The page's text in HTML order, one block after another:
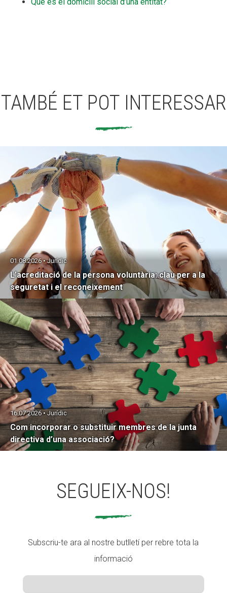
TAMBÉ ET POT INTERESSAR
L’acreditació de la persona voluntària: clau per a la
seguretat i el reconeixement
01.08.2026 • Jurídic
Com incorporar o substituir membres de la junta
directiva d’una associació?
16.07.2026 • Jurídic
SEGUEIX-NOS!
Subscriu-te ara al nostre butlletí per rebre tota la
informació